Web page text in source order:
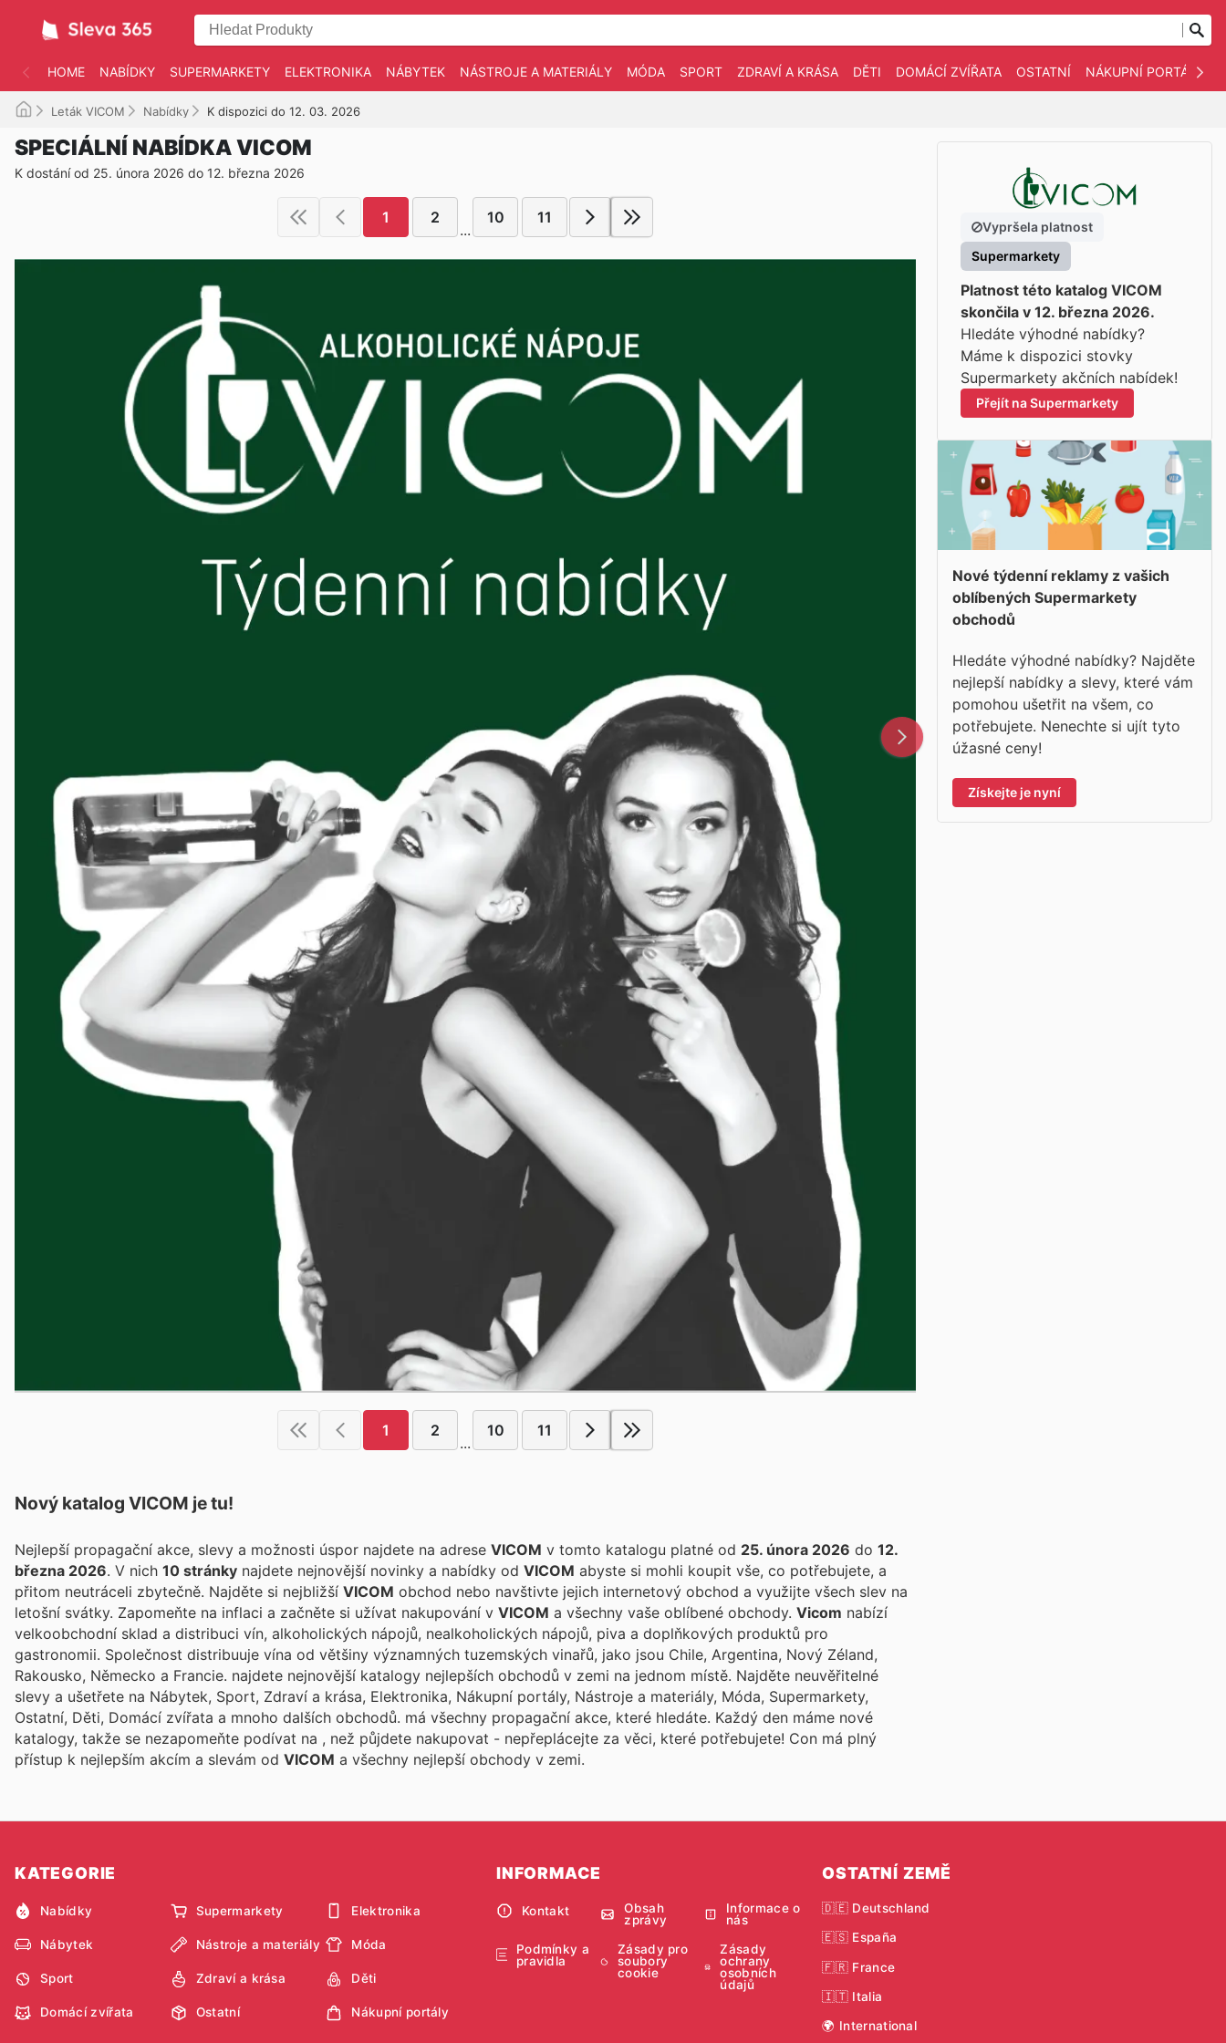
HOME NABÍDKY SUPERMARKETY ELEKTRONIKA NÁBYTEK NÁSTROJE A MATERIÁLY MÓDA SPORT ZDRAVÍ A KRÁSA DĚTI DOMÁCÍ ZVÍŘATA OSTATNÍ NÁKUPNÍ PORTÁLY
Leták VICOM Nabídky K dispozici do 12. 03. 2026
SPECIÁLNÍ NABÍDKA VICOM
K dostání od 25. února 2026 do 12. března 2026
1 2
...
10 11
1 2
...
10 11
Nový katalog VICOM je tu!
Nejlepší propagační akce, slevy a možnosti úspor najdete na adrese VICOM v tomto katalogu platné od 25. února 2026 do 12.
března 2026 . V nich 10 stránky najdete nejnovější novinky a nabídky od VICOM abyste si mohli koupit vše, co potřebujete, a
přitom neutráceli zbytečně. Najděte si nejbližší VICOM obchod nebo navštivte jejich internetový obchod a využijte všech slev na
letošní svátky. Zapomeňte na inflaci a začněte si užívat nakupování v VICOM a všechny vaše oblíbené obchody. Vicom nabízí
velkoobchodní sklad a distribuci vín, alkoholických nápojů, nealkoholických nápojů, piva a doplňkových produktů pro
gastronomii. Společnost distribuuje vína od většiny významných tuzemských vinařů, jako jsou Chile, Argentina, Nový Zéland,
Rakousko, Německo a Francie. najdete nejnovější katalogy nejlepších obchodů v zemi na jednom místě. Najděte neuvěřitelné
slevy a ušetřete na Nábytek, Sport, Zdraví a krása, Elektronika, Nákupní portály, Nástroje a materiály, Móda, Supermarkety,
Ostatní, Děti, Domácí zvířata a mnoho dalších obchodů. má všechny propagační akce, které hledáte. Každý den máme nové
katalogy, takže se nezapomeňte podívat na , než půjdete nakupovat - nepřeplácejte za věci, které potřebujete! Con má plný
přístup k nejlepším akcím a slevám od VICOM a všechny nejlepší obchody v zemi.
Vypršela platnost
Supermarkety
Platnost této katalog VICOM
skončila v 12. března 2026.
Hledáte výhodné nabídky?
Máme k dispozici stovky
Supermarkety akčních nabídek!
Přejít na Supermarkety
Nové týdenní reklamy z vašich
oblíbených Supermarkety
obchodů
Hledáte výhodné nabídky? Najděte
nejlepší nabídky a slevy, které vám
pomohou ušetřit na všem, co
potřebujete. Nenechte si ujít tyto
úžasné ceny!
Získejte je nyní
KATEGORIE
Nabídky Supermarkety Elektronika
Nábytek Nástroje a materiály Móda
Sport Zdraví a krása Děti
Domácí zvířata Ostatní Nákupní portály
INFORMACE
Kontakt
Obsah
zprávy
Informace o
nás
Podmínky a
pravidla
Zásady pro
soubory
cookie
Zásady
ochrany
osobních
údajů
OSTATNÍ ZEMĚ
🇩🇪 Deutschland
🇪🇸 España
🇫🇷 France
🇮🇹 Italia
🌍 International